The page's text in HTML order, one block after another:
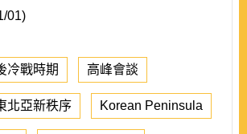
01)
冷戰時期 高峰會談
北亞新秩序 Korean Peninsula